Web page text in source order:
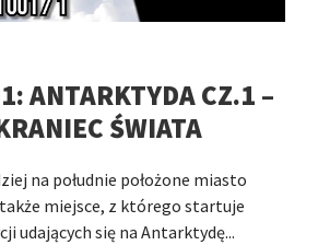
ANTARKTYDA CZ.1 –
ŚWIATA
na południe położone miasto
miejsce, z którego startuje
udających się na Antarktydę...